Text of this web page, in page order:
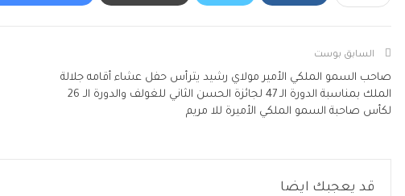
السابق بوست
صاحب السمو الملكي الأمير مولاي رشيد يترأس حفل عشاء أقامه جلالة
الملك بمناسبة الدورة الـ 47 لجائزة الحسن الثاني للغولف والدورة الـ 26
لكأس صاحبة السمو الملكي الأميرة للا مريم
قد يعجبك ايضا